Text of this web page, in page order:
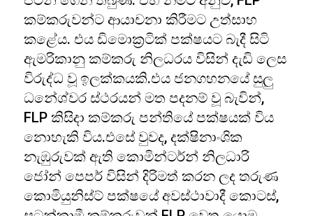
කම්කරුවන්ට ආයාචනා කිරීමට උත්සාහ
කළේය. එය ඩිමොක්‍රටික් පක්ෂයට බැදී සිටි
ඇමරිකානු කම්කරු නිලධරය විසින් දැඩි ලෙස
විරුද්ධ වූ ඉලක්කයකි.එය ජනගහනයේ සුලු
ධනේශ්වර ස්ථරයන් මත පදනම් වූ බැවින්,
FLP කිසිදා කම්කරු පන්තියේ පක්ෂයක් විය
නොහැකි විය.එසේ වුවද, දක්ෂිනාංශික
නැඹුරුවක් ඇති කොමින්ටර්න් නිලධාරි
ජෝන් පෙපර් විසින් දිරිමත් කරන ලද තරුණ
කොමියුනිස්ට් පක්ෂයේ අවස්ථාවාදී කොටස්,